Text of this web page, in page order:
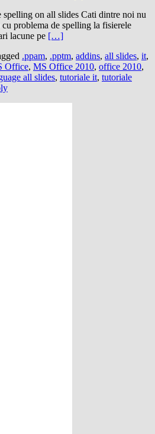
on all slides Cati dintre noi nu
problema de spelling la fisierele
lacune pe […]
.ppam, .pptm, addins, all slides, it,
Office, MS Office 2010, office 2010,
all slides, tutoriale it, tutoriale